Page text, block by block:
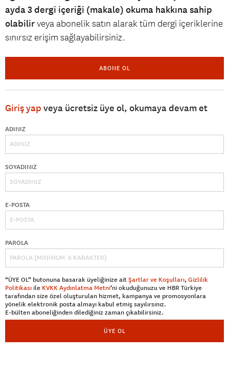
ayda 3 dergi içeriği (makale) okuma hakkına sahip
olabilirveya abonelik satın alarak tüm dergi içeriklerine
sınırsız erişim sağlayabilirsiniz.
ABONE OL
Giriş yap veya ücretsiz üye ol, okumaya devam et
ADINIZ
SOYADINIZ
E-POSTA
PAROLA
“ÜYE OL” butonuna basarak üyeliğinize aitŞartlar ve Koşulları, Gizlilik
Politikası ile KVKK Aydınlatma Metni’ni okuduğunuzu ve HBR Türkiye
tarafından size özel oluşturulan hizmet, kampanya ve promosyonlara
yönelik elektronik posta almayı kabul etmiş sayılırsınız.
E-bülten aboneliğinden dilediğiniz zaman çıkabilirsiniz.
ÜYE OL